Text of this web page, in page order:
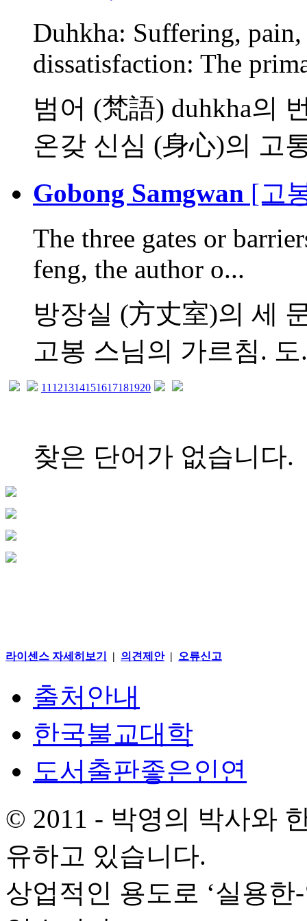
Duhkha: Suffering,
dissatisfaction: The
범어 (梵語) duhkha의
온갖 신심 (身心)의 고
Gobong Samgwan [고
The three gates or
feng, the author o...
방장실 (方丈室)의 세
고봉 스님의 가르침. 도
11 121314151617181920
찾은 단어가 없습니다.
라이센스 자세히보기 | 의견제안| 오류신고
출처안내
한국불교대학
도서출판좋은인연
© 2011 - 박영의 박사와
유하고 있습니다.
상업적인 용도로 ‘실용